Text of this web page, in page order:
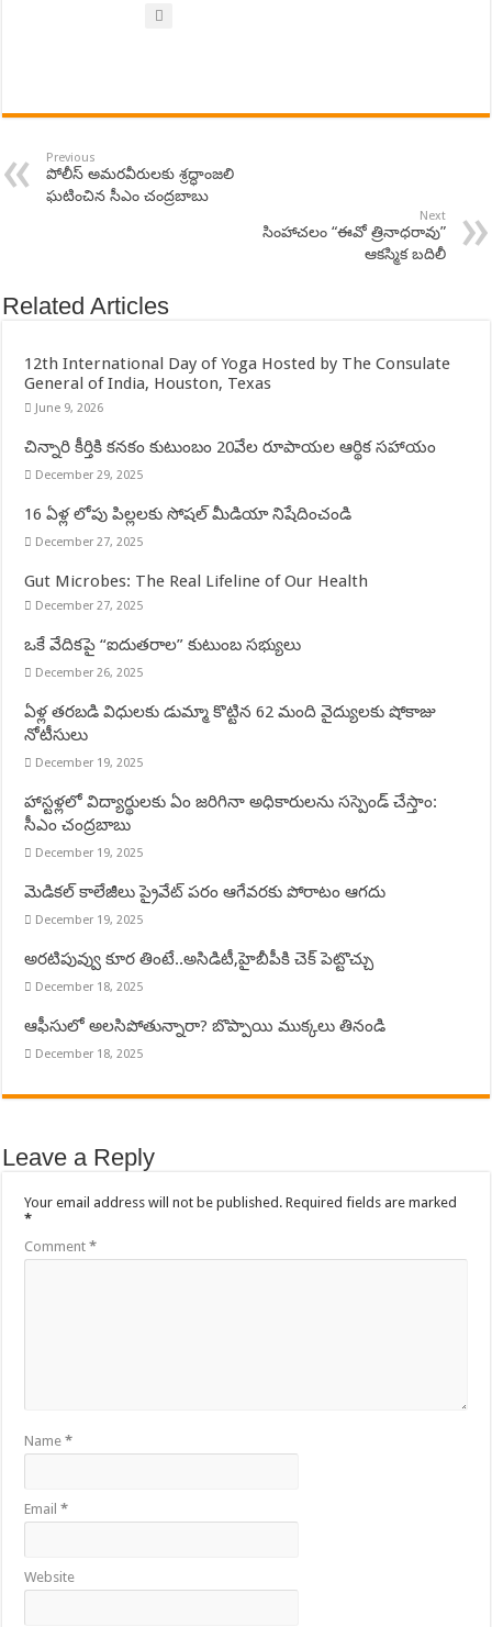
Previous
పోలీస్ అమరవీరులకు శ్రద్ధాంజలి
ఘటించిన సీఎం చంద్రబాబు
Next
సింహాచలం “ఈవో త్రినాధరావు”
ఆకస్మిక బదిలీ
Related Articles
12th International Day of Yoga Hosted by The Consulate
General of India, Houston, Texas
June 9, 2026
చిన్నారి కీర్తికి కనకం కుటుంబం 20వేల రూపాయల ఆర్థిక సహాయం
December 29, 2025
16 ఏళ్ల లోపు పిల్లలకు సోషల్ మీడియా నిషేదించండి
December 27, 2025
Gut Microbes: The Real Lifeline of Our Health
December 27, 2025
ఒకే వేదికపై “ఐదుతరాల” కుటుంబ సభ్యులు
December 26, 2025
ఏళ్ల తరబడి విధులకు డుమ్మా కొట్టిన 62 మంది వైద్యులకు షోకాజు
నోటీసులు
December 19, 2025
హాస్టళ్లలో విద్యార్థులకు ఏం జరిగినా అధికారులను సస్పెండ్ చేస్తాం:
సీఎం చంద్రబాబు
December 19, 2025
మెడికల్ కాలేజీలు ప్రైవేట్ పరం ఆగేవరకు పోరాటం ఆగదు
December 19, 2025
అరటిపువ్వు కూర తింటే..అసిడిటీ,హైబీపీకి చెక్ పెట్టొచ్చు
December 18, 2025
ఆఫీసులో అలసిపోతున్నారా? బొప్పాయి ముక్కలు తినండి
December 18, 2025
Leave a Reply
Your email address will not be published. Required fields are marked
*
Comment*
Name*
Email*
Website